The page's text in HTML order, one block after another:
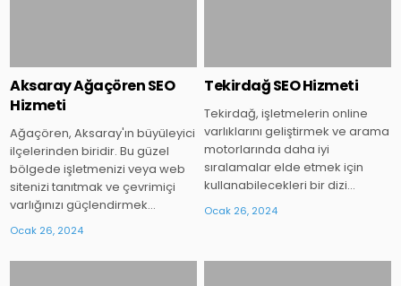
Aksaray Ağaçören SEO
Hizmeti
Ağaçören, Aksaray'ın büyüleyici
ilçelerinden biridir. Bu güzel
bölgede işletmenizi veya web
sitenizi tanıtmak ve çevrimiçi
varlığınızı güçlendirmek…
Ocak 26, 2024
Tekirdağ SEO Hizmeti
Tekirdağ, işletmelerin online
varlıklarını geliştirmek ve arama
motorlarında daha iyi
sıralamalar elde etmek için
kullanabilecekleri bir dizi…
Ocak 26, 2024